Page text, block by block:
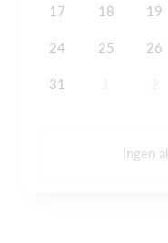
17 18 19
24 25 26
31
Ingen